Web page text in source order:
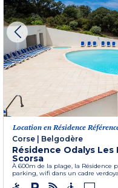
Location en Résidence
Corse | Belgodère
Résidence Odalys Les
Scorsa
À 600m de la plage, la Résidence
parking, wifi dans un cadre